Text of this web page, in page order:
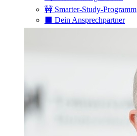
🚧 Smarter-Study-Programm
⬛️ Dein Ansprechpartner